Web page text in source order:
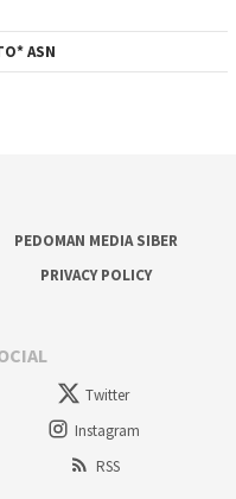
ASN
PEDOMAN MEDIA SIBER
PRIVACY POLICY
Twitter
Instagram
RSS